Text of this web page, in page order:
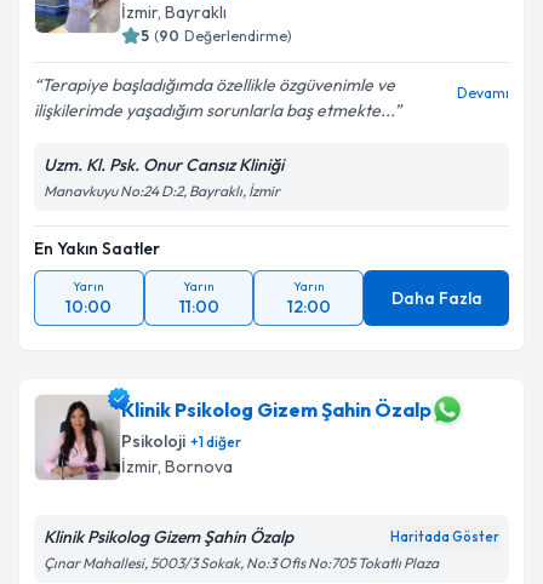
İzmir, Bayraklı
5 (90 Değerlendirme)
Terapiye başladığımda özellikle özgüvenimle ve
ilişkilerimde yaşadığım sorunlarla baş etmekte...
Devamı
Uzm. Kl. Psk. Onur Cansız Kliniği
Manavkuyu No:24 D:2, Bayraklı, İzmir
En Yakın Saatler
Yarın
10:00
Yarın
11:00
Yarın
12:00 Daha Fazla
Klinik Psikolog Gizem Şahin Özalp
Psikoloji +1diğer
İzmir, Bornova
Klinik Psikolog Gizem Şahin Özalp Haritada Göster
Çınar Mahallesi, 5003/3 Sokak, No:3 Ofis No:705 Tokatlı Plaza